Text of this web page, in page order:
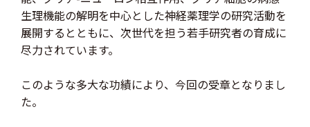
生理機能の解明を中心とした神経薬理学の研究活動を
展開するとともに、次世代を担う若手研究者の育成に
尽力されています。
このような多大な功績により、今回の受章となりまし
た。